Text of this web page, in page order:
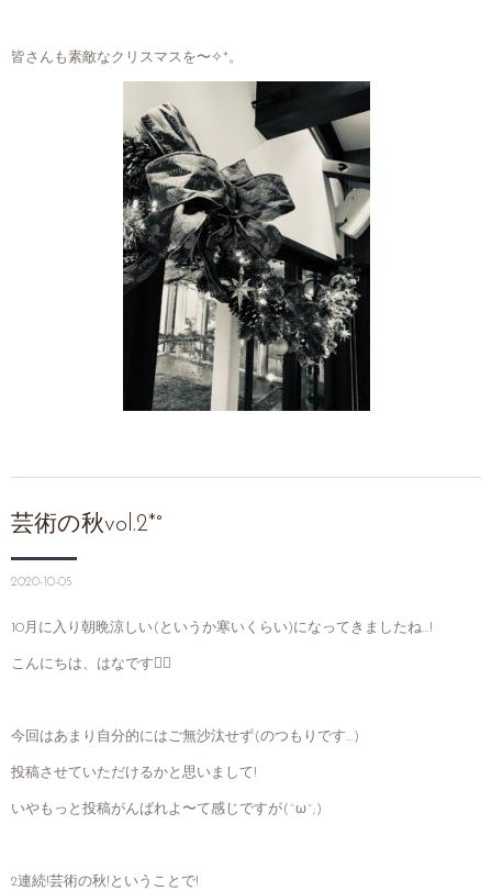
皆さんも素敵なクリスマスを〜✧*。
芸術の秋vol.2*°
2020-10-05
10月に入り朝晩涼しい(というか寒いくらい)になってきましたね…!
こんにちは、はなです❁⃘
今回はあまり自分的にはご無沙汰せず(のつもりです…)
投稿させていただけるかと思いまして!
いやもっと投稿がんばれよ〜て感じですが(^ω^;)
2連続!芸術の秋!ということで!